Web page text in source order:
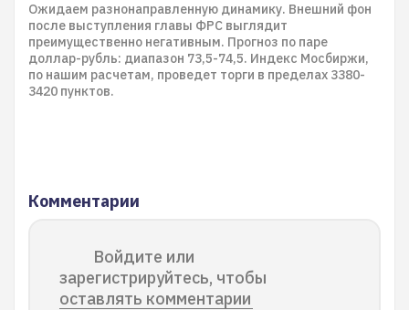
Ожидаем разнонаправленную динамику. Внешний фон
после выступления главы ФРС выглядит
преимущественно негативным. Прогноз по паре
доллар-рубль: диапазон 73,5-74,5. Индекс Мосбиржи,
по нашим расчетам, проведет торги в пределах 3380-
3420 пунктов.
Комментарии
Войдите или
зарегистрируйтесь, чтобы
оставлять комментарии